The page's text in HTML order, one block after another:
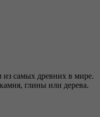
самых древних в мире.
глины или дерева.